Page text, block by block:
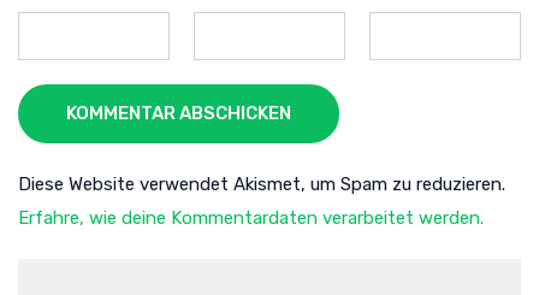
KOMMENTAR ABSCHICKEN
Diese Website verwendet Akismet, um Spam zu reduzieren.
Erfahre, wie deine Kommentardaten verarbeitet werden.